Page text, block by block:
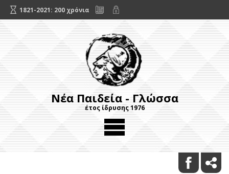
1821-2021: 200 χρόνια
Νέα Παιδεία - Γλώσσα
έτος ίδρυσης 1976